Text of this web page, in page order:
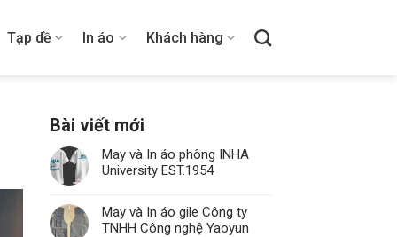
Tạp dề In áo Khách hàng
Bài viết mới
May và In áo phông INHA
University EST.1954
May và In áo gile Công ty
TNHH Công nghệ Yaoyun